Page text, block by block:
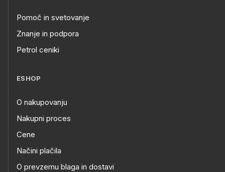
Pomoč in svetovanje
Znanje in podpora
Petrol ceniki
ESHOP
O nakupovanju
Nakupni proces
Cene
Načini plačila
O prevzemu blaga in dostavi